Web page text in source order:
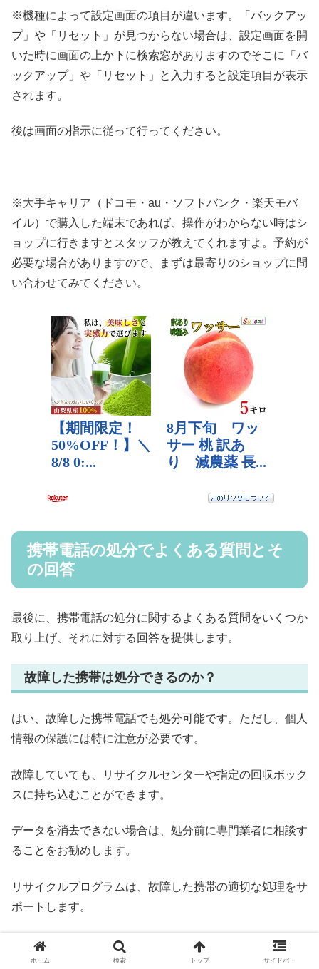
※機種によって設定画面の項目が違います。「バックアッ
プ」や「リセット」が見つからない場合は、設定画面を開
いた時に画面の上か下に検索窓がありますのでそこに「バ
ックアップ」や「リセット」と入力すると設定項目が表示
されます。
後は画面の指示に従って行ってください。
※大手キャリア（ドコモ・au・ソフトバンク・楽天モバ
イル）で購入した端末であれば、操作がわからない時はシ
ョップに行きますとスタッフが教えてくれますよ。予約が
必要な場合がありますので、まずは最寄りのショップに問
い合わせてみてください。
携帯電話の処分でよくある質問とそ
の回答
最後に、携帯電話の処分に関するよくある質問をいくつか
取り上げ、それに対する回答を提供します。
故障した携帯は処分できるのか？
はい、故障した携帯電話でも処分可能です。ただし、個人
情報の保護には特に注意が必要です。
故障していても、リサイクルセンターや指定の回収ボック
スに持ち込むことができます。
データを消去できない場合は、処分前に専門業者に相談す
ることをお勧めします。
リサイクルプログラムは、故障した携帯の適切な処理をサ
ポートします。
これにより、環境への影響を最小限に抑えつつ、安全に処
分できます。
ホーム 検索 トップ サイドバー